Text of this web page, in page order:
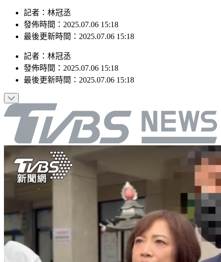
記者：林冠丞
發佈時間：2025.07.06 15:18
最後更新時間：2025.07.06 15:18
記者 ： 林冠丞
發佈時間： 2025.07.06 15:18
最後更新時間： 2025.07.06 15:18